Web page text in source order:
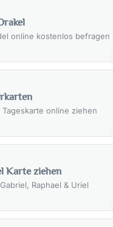
Astrologie
„Der Narr“ oft mit dem
gebracht, dem
und der
uns, unsere
und neue
Psychologie
„Der Narr“ für
Offenheit gegenüber
uns daran, dass es
zu bleiben und das
zu erkunden.
online kostenlos befragen
Tageskarte online ziehen
Karte ziehen
Raphael & Uriel